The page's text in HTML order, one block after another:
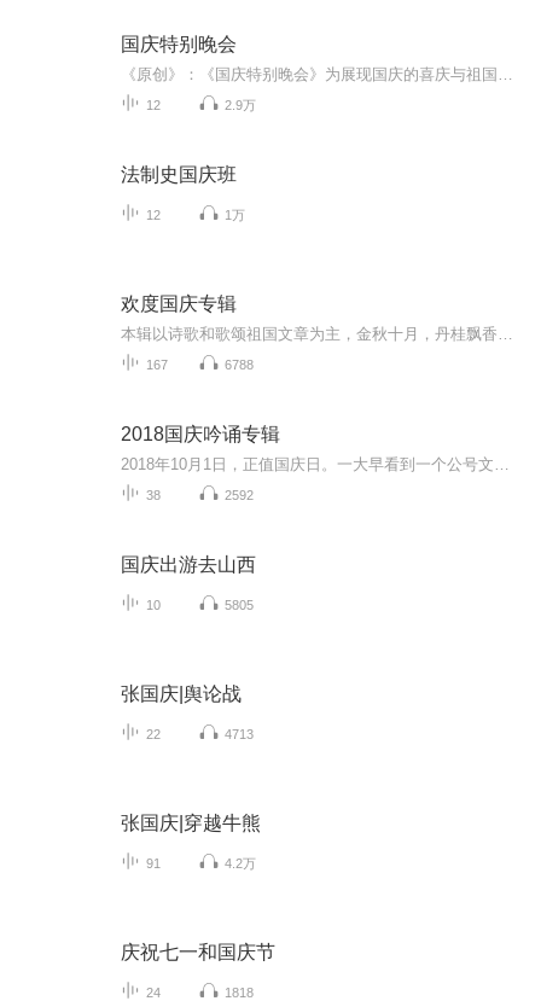
国庆特别晚会
12 2.9万
法制史国庆班
12 1万
欢度国庆专辑
167 6788
2018国庆吟诵专辑
38 2592
国庆出游去山西
10 5805
张国庆|舆论战
22 4713
张国庆|穿越牛熊
91 4.2万
庆祝七一和国庆节
24 1818